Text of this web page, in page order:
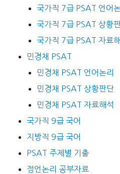
국가직 7급 PSAT 언어
국가직 7급 PSAT 상황
국가직 7급 PSAT 자료
민경채 PSAT
민경채 PSAT 언어논리
민경채 PSAT 상황판단
민경채 PSAT 자료해석
국가직 9급 국어
지방직 9급 국어
PSAT 주제별 기출
정언논리 공부자료